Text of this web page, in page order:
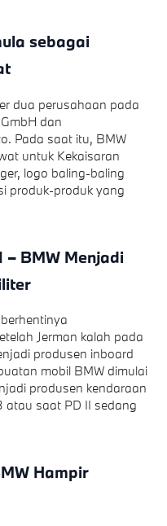
sebagai
dua perusahaan pada
dan
Pada saat itu, BMW
untuk Kekaisaran
logo baling-baling
produk-produk yang
– BMW Menjadi
Jerman kalah pada
produsen inboard
mobil BMW dimulai
produsen kendaraan
atau saat PD II sedang
Hampir